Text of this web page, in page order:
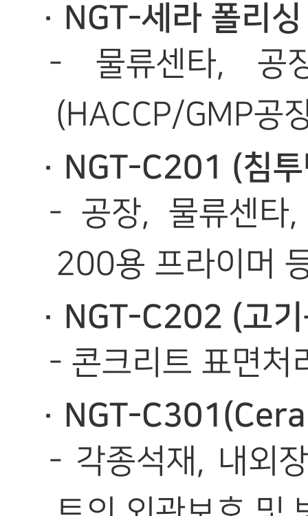
· NGT-세라 폴리
- 물류센타, 공
(HACCP/GMP공
· NGT-C201 (침
- 공장, 물류센타
200용 프라이머
· NGT-C202 (고
- 콘크리트 표면처
· NGT-
- 각종석재, 내외